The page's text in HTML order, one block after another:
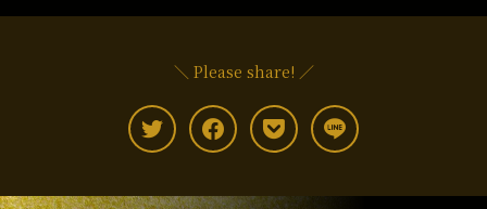
＼ Please share! ／